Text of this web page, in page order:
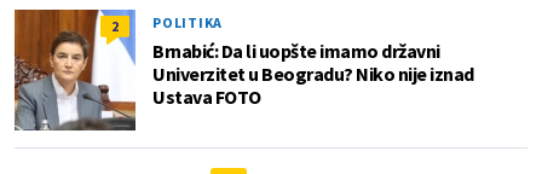
2 POLITIKA
Brnabić: Da li uopšte imamo državni
Univerzitet u Beogradu? Niko nije iznad
Ustava FOTO